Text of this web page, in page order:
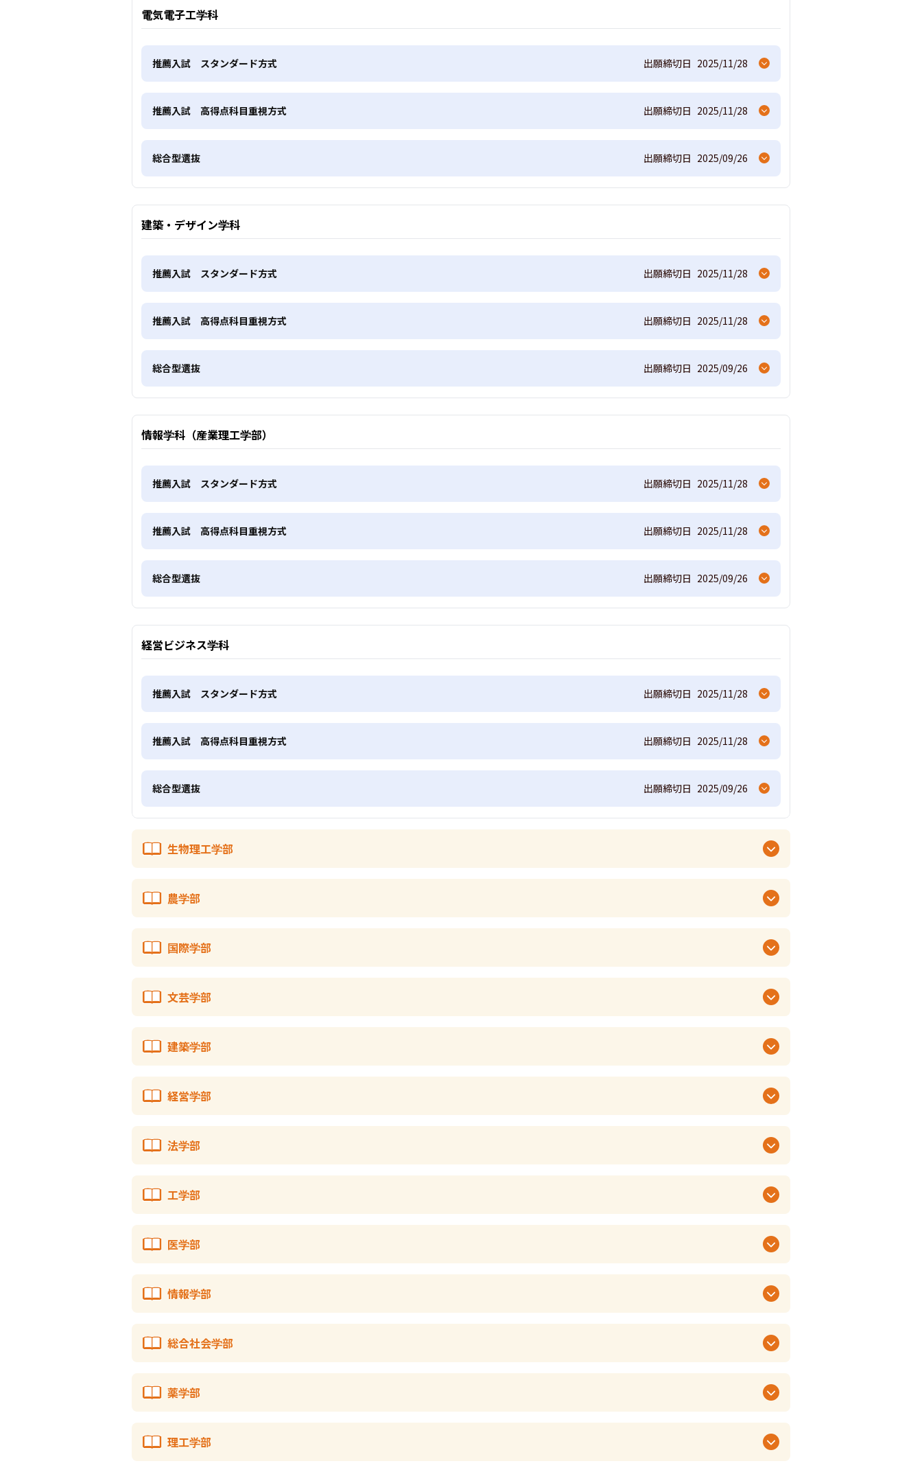
電気電子工学科
推薦入試 スタンダード方式 出願締切日 2025/11/28
推薦入試 高得点科目重視方式 出願締切日 2025/11/28
総合型選抜 出願締切日 2025/09/26
建築・デザイン学科
推薦入試 スタンダード方式 出願締切日 2025/11/28
推薦入試 高得点科目重視方式 出願締切日 2025/11/28
総合型選抜 出願締切日 2025/09/26
情報学科（産業理工学部）
推薦入試 スタンダード方式 出願締切日 2025/11/28
推薦入試 高得点科目重視方式 出願締切日 2025/11/28
総合型選抜 出願締切日 2025/09/26
経営ビジネス学科
推薦入試 スタンダード方式 出願締切日 2025/11/28
推薦入試 高得点科目重視方式 出願締切日 2025/11/28
総合型選抜 出願締切日 2025/09/26
生物理工学部
農学部
国際学部
文芸学部
建築学部
経営学部
法学部
工学部
医学部
情報学部
総合社会学部
薬学部
理工学部